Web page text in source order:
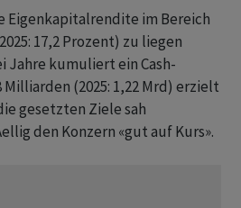
Eigenkapitalrendite im Bereich
17,2 Prozent) zu liegen
Jahre kumuliert ein Cash-
Milliarden (2025: 1,22 Mrd) erzielt
gesetzten Ziele sah
den Konzern «gut auf Kurs».